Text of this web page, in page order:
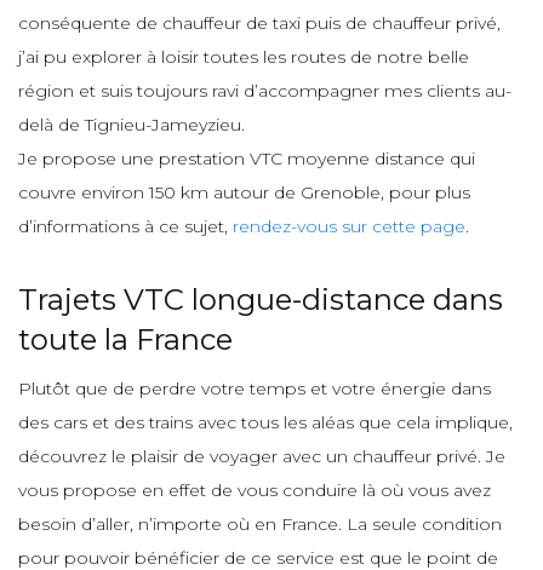
conséquente de chauffeur de taxi puis de chauffeur privé,
j’ai pu explorer à loisir toutes les routes de notre belle
région et suis toujours ravi d’accompagner mes clients au-
delà de Tignieu-Jameyzieu.
Je propose une prestation VTC moyenne distance qui
couvre environ 150 km autour de Grenoble, pour plus
d’informations à ce sujet, rendez-vous sur cette page.
Trajets VTC longue-distance dans
toute la France
Plutôt que de perdre votre temps et votre énergie dans
des cars et des trains avec tous les aléas que cela implique,
découvrez le plaisir de voyager avec un chauffeur privé. Je
vous propose en effet de vous conduire là où vous avez
besoin d’aller, n’importe où en France. La seule condition
pour pouvoir bénéficier de ce service est que le point de